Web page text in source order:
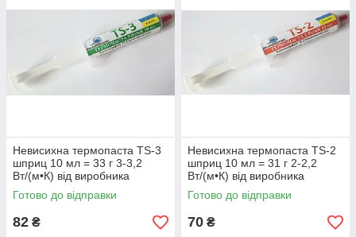
Невисихна термопаста TS-3
шприц 10 мл = 33 г 3-3,2
Вт/(м•К) від виробника
Готово до відправки
82 ₴
Невисихна термопаста TS-2
шприц 10 мл = 31 г 2-2,2
Вт/(м•К) від виробника
Готово до відправки
70 ₴